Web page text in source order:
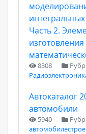
Часть 2.
8308
Автокаталог
автомобили
5940